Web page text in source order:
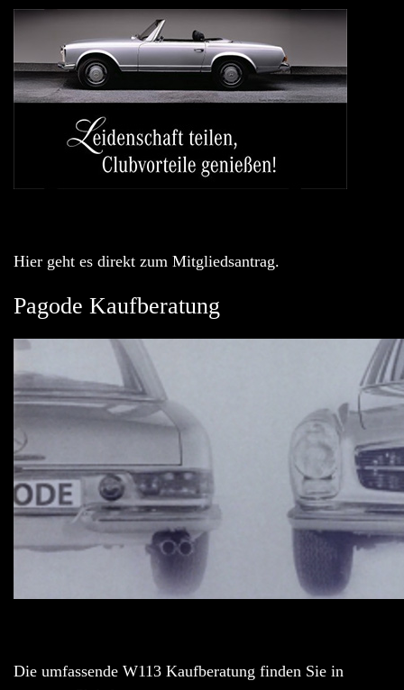
Hier geht es direkt zum Mitgliedsantrag.
Pagode Kaufberatung
Die umfassende W113 Kaufberatung finden Sie in